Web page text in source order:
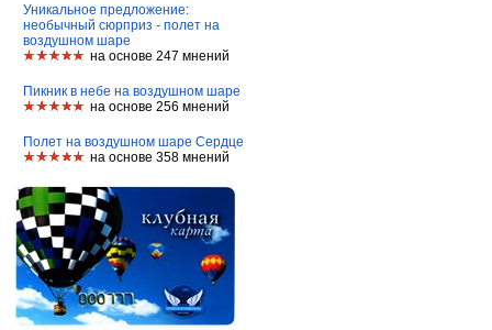
Уникальное предложение:
необычный сюрприз - полет на
воздушном шаре
на основе 247 мнений
Пикник в небе на воздушном шаре
на основе 256 мнений
Полет на воздушном шаре Сердце
на основе 358 мнений